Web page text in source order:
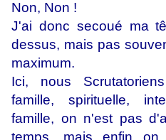
Non, Non !
J'ai donc secoué ma
dessus, mais pas
maximum.
Ici, nous
famille, spirituelle,
famille, on n'est pas
temps, mais enfin